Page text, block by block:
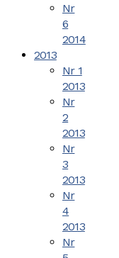
Nr
6
2014
2013
Nr 1
2013
Nr
2
2013
Nr
3
2013
Nr
4
2013
Nr